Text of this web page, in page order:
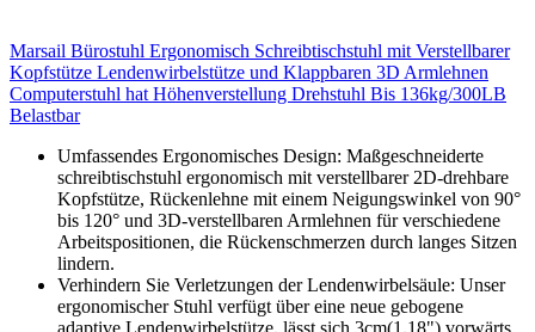
Marsail Bürostuhl Ergonomisch Schreibtischstuhl mit Verstellbarer
Kopfstütze Lendenwirbelstütze und Klappbaren 3D Armlehnen
Computerstuhl hat Höhenverstellung Drehstuhl Bis 136kg/300LB
Belastbar
Umfassendes Ergonomisches Design: Maßgeschneiderte
schreibtischstuhl ergonomisch mit verstellbarer 2D-drehbare
Kopfstütze, Rückenlehne mit einem Neigungswinkel von 90°
bis 120° und 3D-verstellbaren Armlehnen für verschiedene
Arbeitspositionen, die Rückenschmerzen durch langes Sitzen
lindern.
Verhindern Sie Verletzungen der Lendenwirbelsäule: Unser
ergonomischer Stuhl verfügt über eine neue gebogene
adaptive Lendenwirbelstütze, lässt sich 3cm(1,18") vorwärts